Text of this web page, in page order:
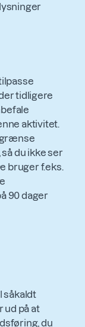
tidligere
aktivitet.
du ikke ser
bruger f.eks.
90 dager
såkaldt
ud på at
du